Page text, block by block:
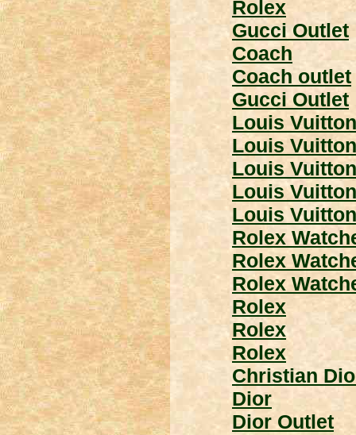
Rolex
Gucci Outlet
Coach
Coach outlet
Gucci Outlet
Louis
Louis Vuitton
Louis
Louis
Louis Vuitton
Rolex
Rolex
Rolex
Rolex
Rolex
Rolex
Christian
Dior
Dior Outlet